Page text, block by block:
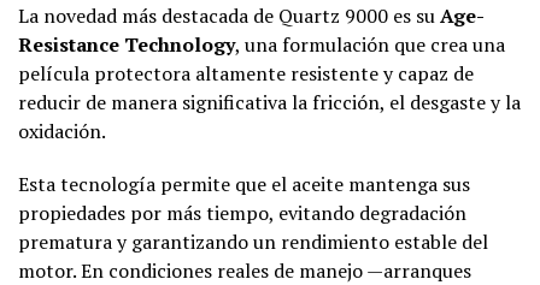
La novedad más destacada de Quartz 9000 es suAge-
Resistance Technology, una formulación que crea una
película protectora altamente resistente y capaz de
reducir de manera significativa la fricción, el desgaste y la
oxidación.
Esta tecnología permite que el aceite mantenga sus
propiedades por más tiempo, evitando degradación
prematura y garantizando un rendimiento estable del
motor. En condiciones reales de manejo —arranques